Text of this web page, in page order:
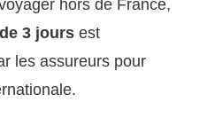
hors de France,
3 jours est
les assureurs pour